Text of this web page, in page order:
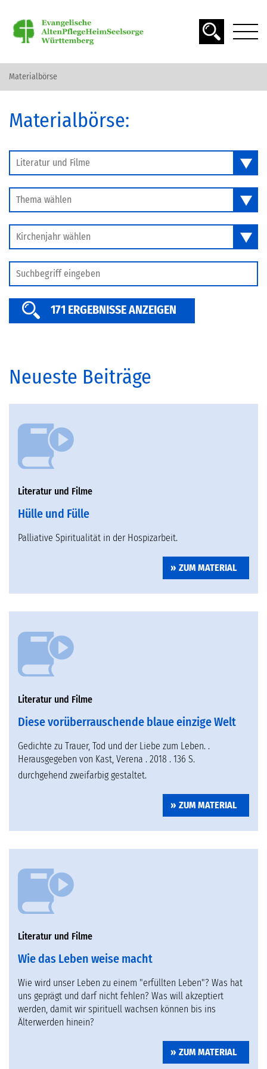
SPIRITUALITÄT
SEELSORGE
MATERIAL FINDEN
SERVICE
Materialbörse
Materialbörse:
Literatur und Filme
Thema wählen
Kirchenjahr wählen
171 ERGEBNISSE ANZEIGEN
Neueste Beiträge
Literatur und Filme
Hülle und Fülle
Palliative Spiritualität in der Hospizarbeit.
ZUM MATERIAL
Literatur und Filme
Diese vorüberrauschende blaue einzige Welt
Gedichte zu Trauer, Tod und der Liebe zum Leben. .
Herausgegeben von Kast, Verena . 2018 . 136 S.
durchgehend zweifarbig gestaltet.
ZUM MATERIAL
Literatur und Filme
Wie das Leben weise macht
Wie wird unser Leben zu einem "erfüllten Leben"? Was hat
uns geprägt und darf nicht fehlen? Was will akzeptiert
werden, damit wir spirituell wachsen können bis ins
Älterwerden hinein?
ZUM MATERIAL